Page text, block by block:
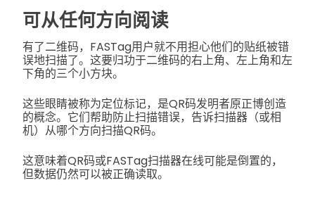
可从任何方向阅读
有了二维码，FASTag用户就不用担心他们的贴纸被错
误地扫描了。这要归功于二维码的右上角、左上角和左
下角的三个小方块。
这些眼睛被称为定位标记，是QR码发明者原正博创造
的概念。它们帮助防止扫描错误，告诉扫描器（或相
机）从哪个方向扫描QR码。
这意味着QR码或FASTag扫描器在线可能是倒置的，
但数据仍然可以被正确读取。